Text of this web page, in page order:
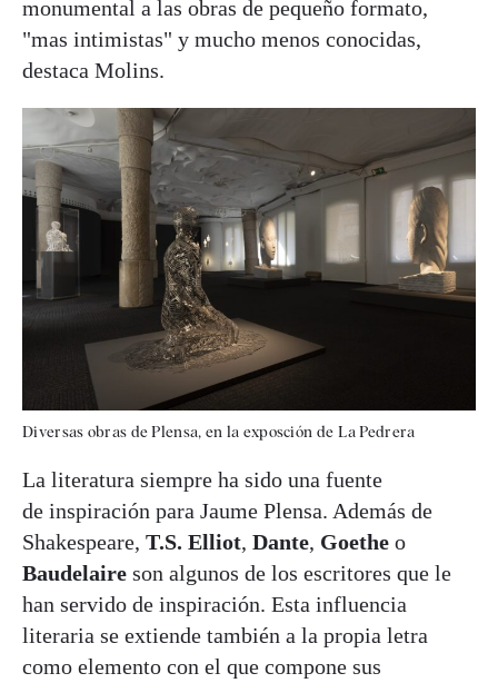
monumental a las obras de pequeño formato,
"mas intimistas" y mucho menos conocidas,
destaca Molins.
Diversas obras de Plensa, en la exposción de La Pedrera
La literatura siempre ha sido una fuente
de inspiración para Jaume Plensa. Además de
Shakespeare, T.S. Elliot, Dante, Goethe o
Baudelaire son algunos de los escritores que le
han servido de inspiración. Esta influencia
literaria se extiende también a la propia letra
como elemento con el que compone sus